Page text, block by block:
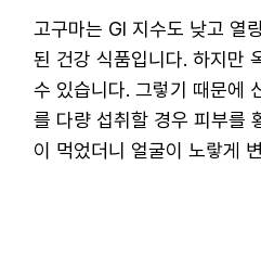
고구마는 GI 지수도 낮고 열
된 건강 식품입니다. 하지만
수 있습니다. 그렇기 때문에
를 다량 섭취할 경우 피부를
이 먹었더니 얼굴이 노랗게